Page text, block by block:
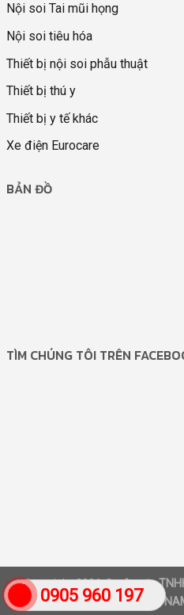
0905 960 197
Nội soi Tai mũi họng
Nội soi tiêu hóa
Thiết bị nội soi phẫu thuật
Thiết bị thú y
Thiết bị y tế khác
Xe điện Eurocare
BẢN ĐỒ
TÌM CHÚNG TÔI TRÊN
Copyright 2026 ©công ty